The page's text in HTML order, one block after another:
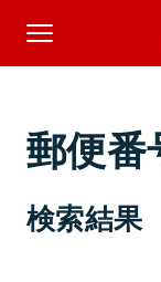
郵便番
検索結果